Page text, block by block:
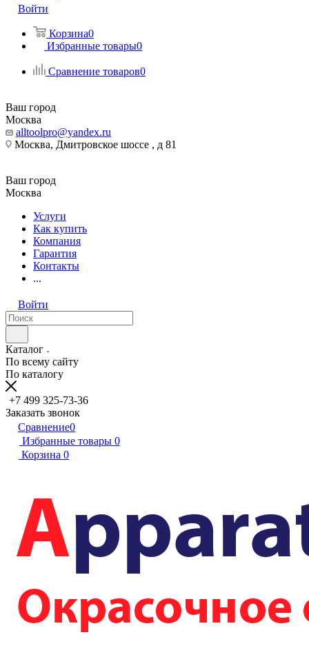
Войти
Корзина0
Избранные товары0
Сравнение товаров0
Ваш город
Москва
alltoolpro@yandex.ru
Москва, Дмитровское шоссе , д 81
Ваш город
Москва
Услуги
Как купить
Компания
Гарантия
Контакты
...
Войти
Каталог
По всему сайту
По каталогу
+7 499 325-73-36
Заказать звонок
Сравнение0
Избранные товары 0
Корзина 0